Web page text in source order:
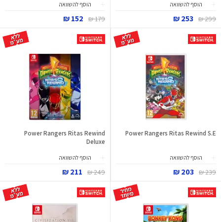
הוסף להשוואה
299 ₪
253 ₪
הוסף להשוואה
179 ₪
152 ₪
Power Rangers Ritas Rewind S.E
הוסף להשוואה
239 ₪
203 ₪
Power Rangers Ritas Rewind
Deluxe
הוסף להשוואה
249 ₪
211 ₪